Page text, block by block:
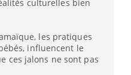
culturelles bien
les pratiques
influencent le
ces jalons ne sont pas